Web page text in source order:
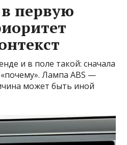
первую
и в поле такой: сначала
Лампа ABS —
может быть иной